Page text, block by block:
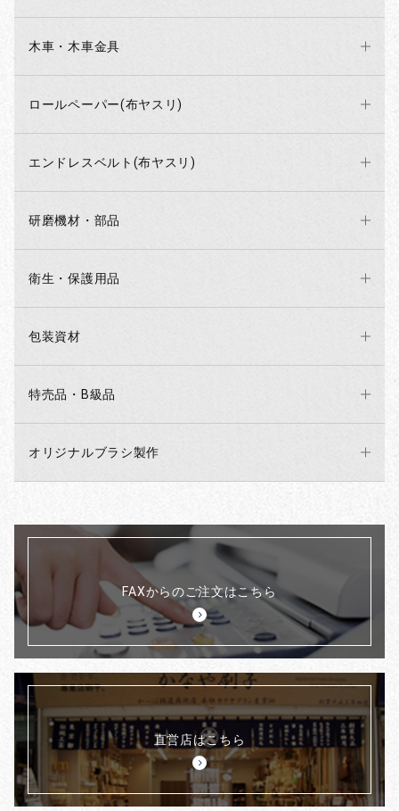
木車・木車金具
ロールペーパー(布ヤスリ)
エンドレスベルト(布ヤスリ)
研磨機材・部品
衛生・保護用品
包装資材
特売品・B級品
オリジナルブラシ製作
FAXからのご注文はこちら
直営店はこちら